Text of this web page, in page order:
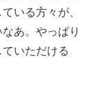
いる方々が、
あ。やっぱり
いただける